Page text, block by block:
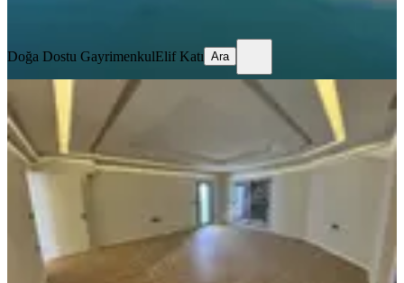
Doğa Dostu GayrimenkulElif Katı Ara
Coldwell Banker Poyraz'dan Merkezi
Konum Sıfır Geniş 3+1 Daire
İzmir, Menderes
·4. Kat·21.06.2026
55.000 ₺
Coldwell Banker Poyraz gayrimenkul